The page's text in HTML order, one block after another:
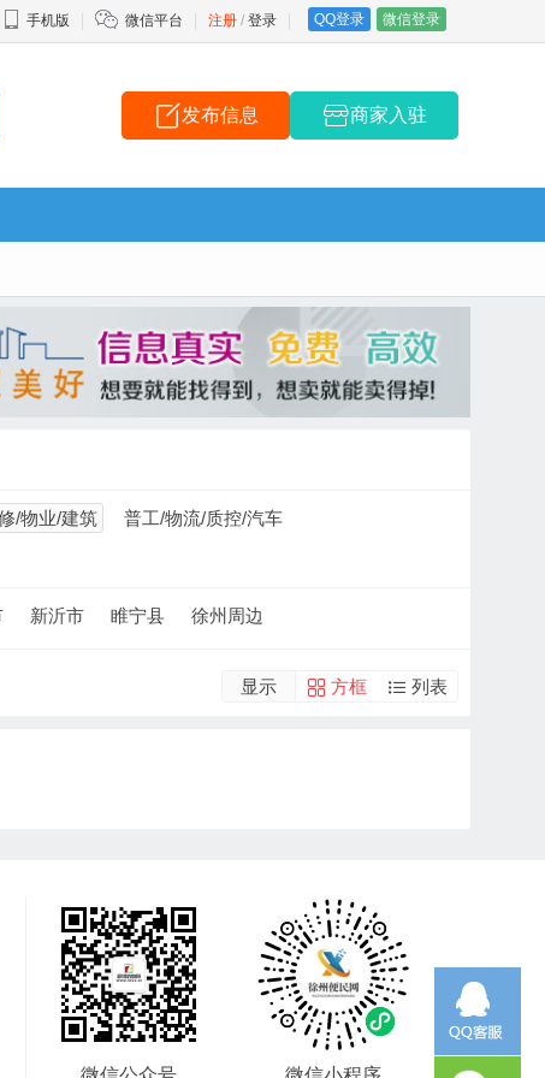
注册 / 登录 QQ登录 微信登录
手机版 微信平台
发布信息 商家入驻
/物业/建筑
普工/物流/质控/汽车
新沂市 睢宁县 徐州周边
显示 方框 列表